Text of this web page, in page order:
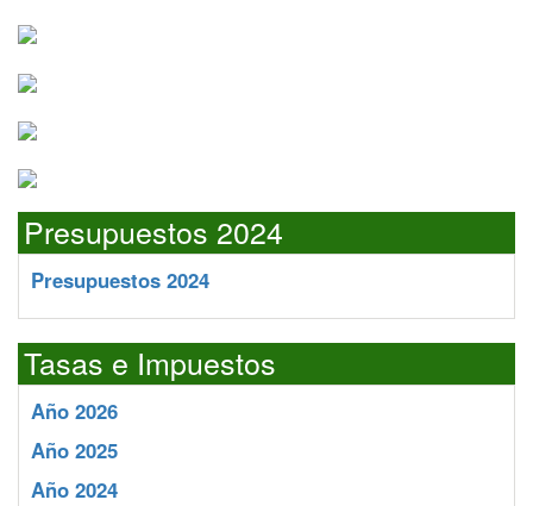
Presupuestos 2024
Presupuestos 2024
Tasas e Impuestos
Año 2026
Año 2025
Año 2024